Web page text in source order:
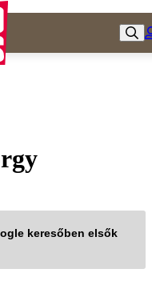
keresőben elsők